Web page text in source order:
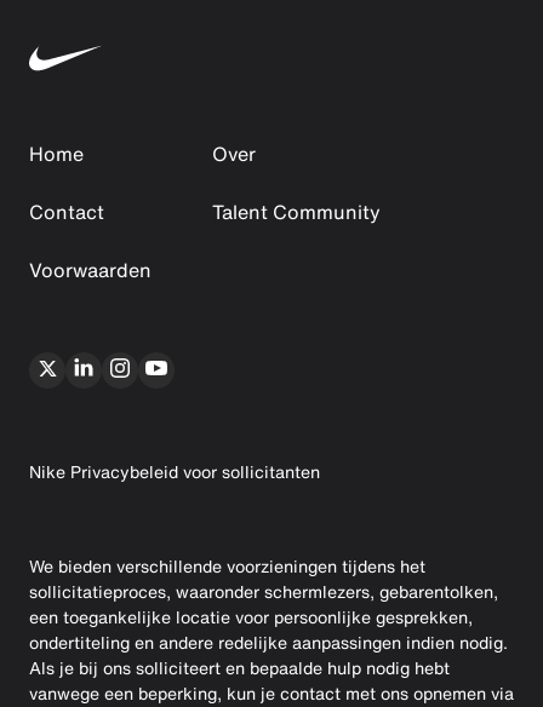
Home
Over
Contact
Talent Community
Voorwaarden
Nike Privacybeleid voor sollicitanten
We bieden verschillende voorzieningen tijdens het
sollicitatieproces, waaronder schermlezers, gebarentolken,
een toegankelijke locatie voor persoonlijke gesprekken,
ondertiteling en andere redelijke aanpassingen indien nodig.
Als je bij ons solliciteert en bepaalde hulp nodig hebt
vanwege een beperking, kun je contact met ons opnemen via